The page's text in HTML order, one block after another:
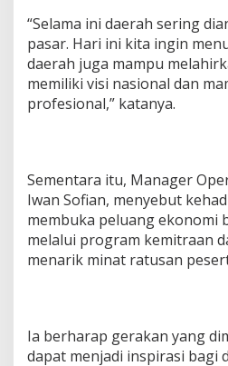
“Selama ini daerah sering
pasar. Hari ini kita ingin
daerah juga mampu
memiliki visi nasional dan
profesional,” katanya.
Sementara itu, Manager
Iwan Sofian, menyebut
membuka peluang ekonomi
melalui program kemitraan
menarik minat ratusan
Ia berharap gerakan yang
dapat menjadi inspirasi bagi